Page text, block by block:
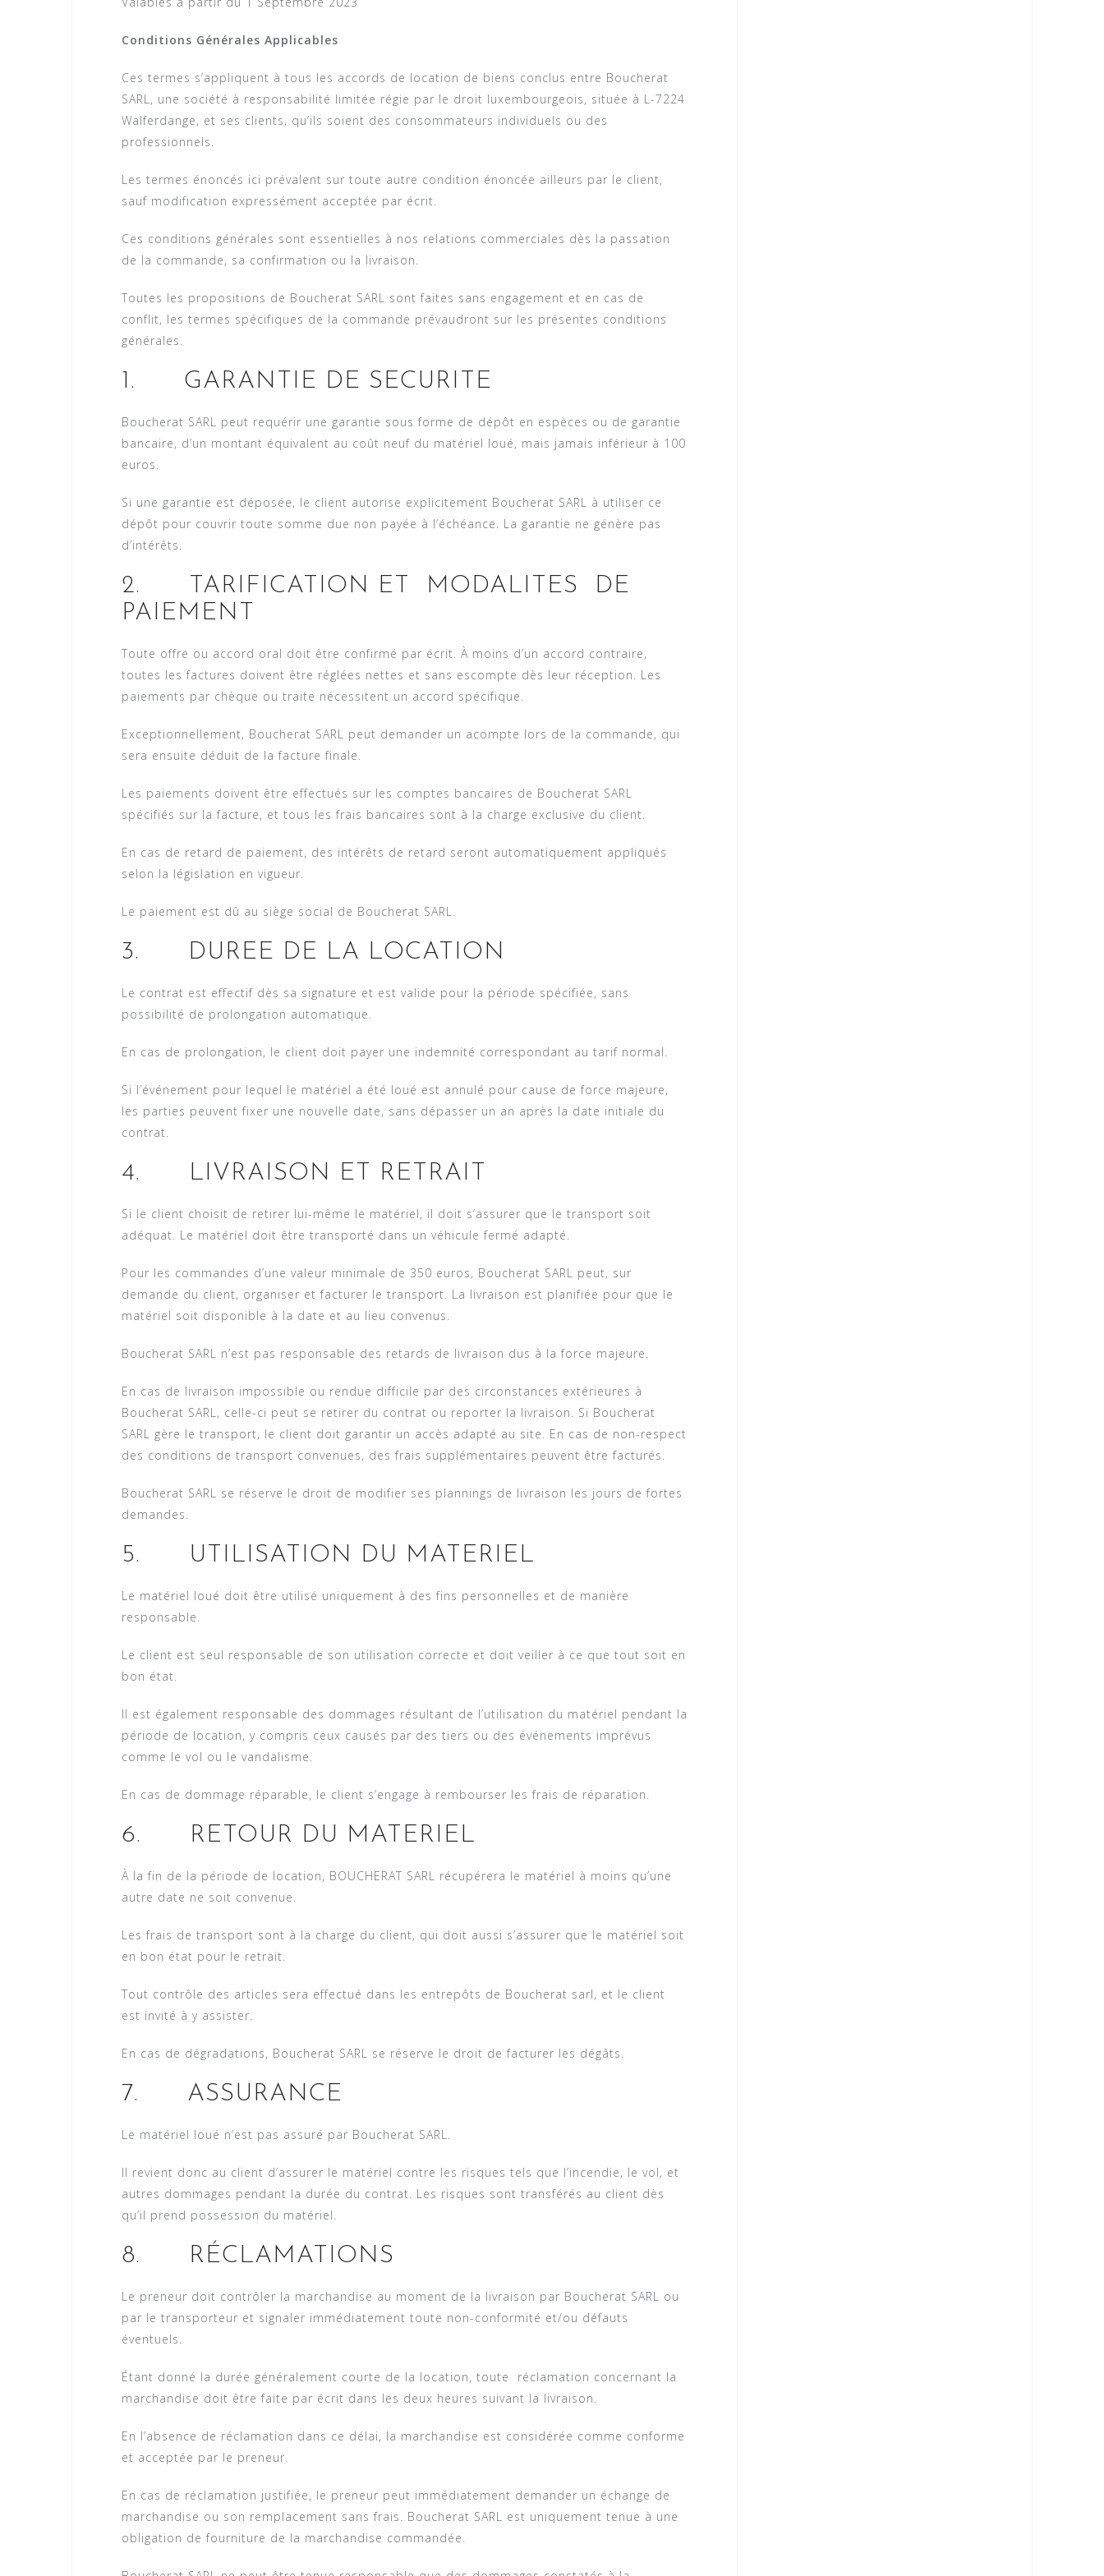
Conditions Générales Applicables
Ces termes s’appliquent à tous les accords de location de biens conclus entre Boucherat
SARL, une société à responsabilité limitée régie par le droit luxembourgeois, située à L-7224
Walferdange, et ses clients, qu’ils soient des consommateurs individuels ou des
professionnels.
Les termes énoncés ici prévalent sur toute autre condition énoncée ailleurs par le client,
sauf modification expressément acceptée par écrit.
Ces conditions générales sont essentielles à nos relations commerciales dès la passation
de la commande, sa confirmation ou la livraison.
Toutes les propositions de Boucherat SARL sont faites sans engagement et en cas de
conflit, les termes spécifiques de la commande prévaudront sur les présentes conditions
générales.
1. GARANTIE DE SECURITE
Boucherat SARL peut requérir une garantie sous forme de dépôt en espèces ou de garantie
bancaire, d’un montant équivalent au coût neuf du matériel loué, mais jamais inférieur à 100
euros.
Si une garantie est déposée, le client autorise explicitement Boucherat SARL à utiliser ce
dépôt pour couvrir toute somme due non payée à l’échéance. La garantie ne génère pas
d’intérêts.
2. TARIFICATION ET MODALITES DE
PAIEMENT
Toute offre ou accord oral doit être confirmé par écrit. À moins d’un accord contraire,
toutes les factures doivent être réglées nettes et sans escompte dès leur réception. Les
paiements par chèque ou traite nécessitent un accord spécifique.
Exceptionnellement, Boucherat SARL peut demander un acompte lors de la commande, qui
sera ensuite déduit de la facture finale.
Les paiements doivent être effectués sur les comptes bancaires de Boucherat SARL
spécifiés sur la facture, et tous les frais bancaires sont à la charge exclusive du client.
En cas de retard de paiement, des intérêts de retard seront automatiquement appliqués
selon la législation en vigueur.
Le paiement est dû au siège social de Boucherat SARL.
3. DUREE DE LA LOCATION
Le contrat est effectif dès sa signature et est valide pour la période spécifiée, sans
possibilité de prolongation automatique.
En cas de prolongation, le client doit payer une indemnité correspondant au tarif normal.
Si l’événement pour lequel le matériel a été loué est annulé pour cause de force majeure,
les parties peuvent fixer une nouvelle date, sans dépasser un an après la date initiale du
contrat.
4. LIVRAISON ET RETRAIT
Si le client choisit de retirer lui-même le matériel, il doit s’assurer que le transport soit
adéquat. Le matériel doit être transporté dans un véhicule fermé adapté.
Pour les commandes d’une valeur minimale de 350 euros, Boucherat SARL peut, sur
demande du client, organiser et facturer le transport. La livraison est planifiée pour que le
matériel soit disponible à la date et au lieu convenus.
Boucherat SARL n’est pas responsable des retards de livraison dus à la force majeure.
En cas de livraison impossible ou rendue difficile par des circonstances extérieures à
Boucherat SARL, celle-ci peut se retirer du contrat ou reporter la livraison. Si Boucherat
SARL gère le transport, le client doit garantir un accès adapté au site. En cas de non-respect
des conditions de transport convenues, des frais supplémentaires peuvent être facturés.
Boucherat SARL se réserve le droit de modifier ses plannings de livraison les jours de fortes
demandes.
5. UTILISATION DU MATERIEL
Le matériel loué doit être utilisé uniquement à des fins personnelles et de manière
responsable.
Le client est seul responsable de son utilisation correcte et doit veiller à ce que tout soit en
bon état.
Il est également responsable des dommages résultant de l’utilisation du matériel pendant la
période de location, y compris ceux causés par des tiers ou des événements imprévus
comme le vol ou le vandalisme.
En cas de dommage réparable, le client s’engage à rembourser les frais de réparation.
6. RETOUR DU MATERIEL
À la fin de la période de location, BOUCHERAT SARL récupérera le matériel à moins qu’une
autre date ne soit convenue.
Les frais de transport sont à la charge du client, qui doit aussi s’assurer que le matériel soit
en bon état pour le retrait.
Tout contrôle des articles sera effectué dans les entrepôts de Boucherat sarl, et le client
est invité à y assister.
En cas de dégradations, Boucherat SARL se réserve le droit de facturer les dégâts.
7. ASSURANCE
Le matériel loué n’est pas assuré par Boucherat SARL.
Il revient donc au client d’assurer le matériel contre les risques tels que l’incendie, le vol, et
autres dommages pendant la durée du contrat. Les risques sont transférés au client dès
qu’il prend possession du matériel.
8. RÉCLAMATIONS
Le preneur doit contrôler la marchandise au moment de la livraison par Boucherat SARL ou
par le transporteur et signaler immédiatement toute non-conformité et/ou défauts
éventuels.
Étant donné la durée généralement courte de la location, toute réclamation concernant la
marchandise doit être faite par écrit dans les deux heures suivant la livraison.
En l’absence de réclamation dans ce délai, la marchandise est considérée comme conforme
et acceptée par le preneur.
En cas de réclamation justifiée, le preneur peut immédiatement demander un échange de
marchandise ou son remplacement sans frais. Boucherat SARL est uniquement tenue à une
obligation de fourniture de la marchandise commandée.